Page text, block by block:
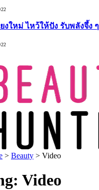
งใหม่ ไหว้ให้ปัง รับพลังจึ้ง ๆ
> Beauty > Video
Video